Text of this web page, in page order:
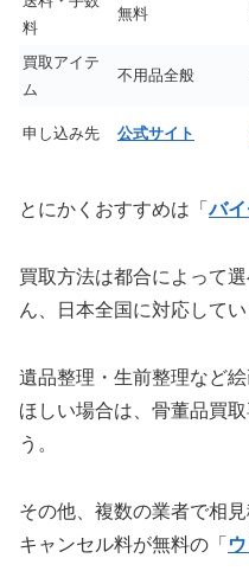
料
無料
買取アイテ
ム
不用品全般
申し込み先 公式サイト
とにかくおすすめは「バ
買取方法は都合によって
ん、日本全国に対応してい
遺品整理・生前整理など
ほしい場合は、骨董品買取
う。
その他、複数の業者で相
キャンセル料が無料の「